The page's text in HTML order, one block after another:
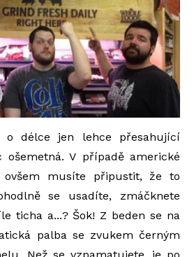
o délce jen lehce přesahující
V případě americké
ovšem musíte připustit, že to
se usadíte, zmáčknete
ticha a...? Šok! Z beden se na
palba se zvukem černým